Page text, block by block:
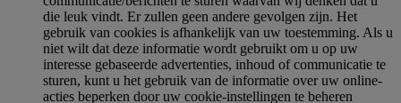
die leuk vindt. Er zullen geen andere gevolgen zijn. Het
gebruik van cookies is afhankelijk van uw toestemming. Als u
niet wilt dat deze informatie wordt gebruikt om u op uw
interesse gebaseerde advertenties, inhoud of communicatie te
sturen, kunt u het gebruik van de informatie over uw online-
acties beperken door uw cookie-instellingen te beheren